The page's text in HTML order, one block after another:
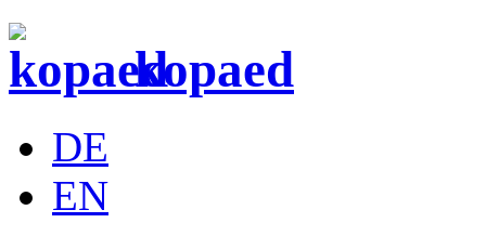
kopaed
DE
EN